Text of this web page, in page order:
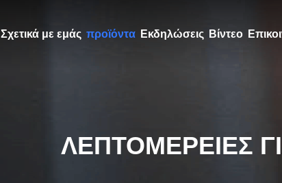
Σχετικά με εμάς προϊόντα Εκδηλώσεις Βίντεο
ΛΕΠΤΟΜΈΡΕΙΕΣ